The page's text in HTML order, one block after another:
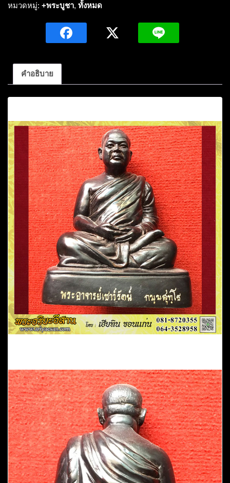
หมวดหมู่: +พระบูชา, ทั้งหมด
คำอธิบาย